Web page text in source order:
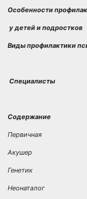
Особенности
у детей и подростков
Виды профилактики
Специалисты
Содержание
Первичная
Акушер
Генетик
Неонаталог